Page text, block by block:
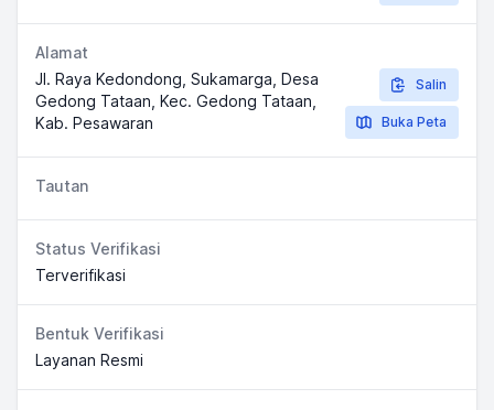
Alamat
Jl. Raya Kedondong, Sukamarga, Desa
Gedong Tataan, Kec. Gedong Tataan,
Kab. Pesawaran
Salin
Buka Peta
Tautan
Status Verifikasi
Terverifikasi
Bentuk Verifikasi
Layanan Resmi